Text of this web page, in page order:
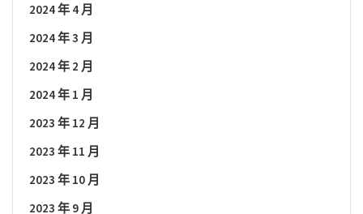
2024 年 4 月
2024 年 3 月
2024 年 2 月
2024 年 1 月
2023 年 12 月
2023 年 11 月
2023 年 10 月
2023 年 9 月